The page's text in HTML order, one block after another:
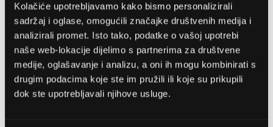
Kolačiće upotrebljavamo kako bismo personalizirali
sadržaj i oglase, omogućili značajke društvenih medija i
analizirali promet. Isto tako, podatke o vašoj upotrebi
naše web-lokacije dijelimo s partnerima za društvene
medije, oglašavanje i analizu, a oni ih mogu kombinirati s
drugim podacima koje ste im pružili ili koje su prikupili
dok ste upotrebljavali njihove usluge.
OPTIKA NJEGO, POSLOVNICA 1